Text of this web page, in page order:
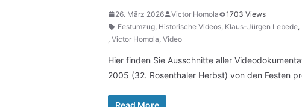
26. März 2026 Victor Homola
1703 Views
Festumzug, Historische Videos, Klaus-Jürgen Lebede,
, Victor Homola, Video
Hier finden Sie Ausschnitte aller
2005 (32. Rosenthaler Herbst) von den Festen
Read More